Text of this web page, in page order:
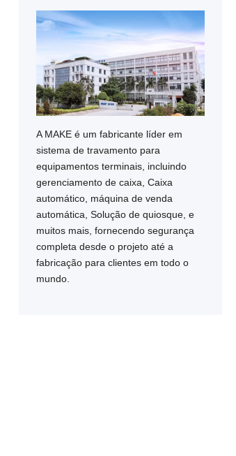
A MAKE é um fabricante líder em
sistema de travamento para
equipamentos terminais, incluindo
gerenciamento de caixa, Caixa
automático, máquina de venda
automática, Solução de quiosque, e
muitos mais, fornecendo segurança
completa desde o projeto até a
fabricação para clientes em todo o
mundo.